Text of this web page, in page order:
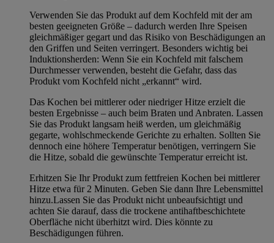
Verwenden Sie das Produkt auf dem Kochfeld mit der am
besten geeigneten Größe – dadurch werden Ihre Speisen
gleichmäßiger gegart und das Risiko von Beschädigungen an
den Griffen und Seiten verringert. Besonders wichtig bei
Induktionsherden: Wenn Sie ein Kochfeld mit falschem
Durchmesser verwenden, besteht die Gefahr, dass das
Produkt vom Kochfeld nicht „erkannt“ wird.
Das Kochen bei mittlerer oder niedriger Hitze erzielt die
besten Ergebnisse – auch beim Braten und Anbraten. Lassen
Sie das Produkt langsam heiß werden, um gleichmäßig
gegarte, wohlschmeckende Gerichte zu erhalten. Sollten Sie
dennoch eine höhere Temperatur benötigen, verringern Sie
die Hitze, sobald die gewünschte Temperatur erreicht ist.
Erhitzen Sie Ihr Produkt zum fettfreien Kochen bei mittlerer
Hitze etwa für 2 Minuten. Geben Sie dann Ihre Lebensmittel
hinzu.Lassen Sie das Produkt nicht unbeaufsichtigt und
achten Sie darauf, dass die trockene antihaftbeschichtete
Oberfläche nicht überhitzt wird. Dies könnte zu
Beschädigungen führen.